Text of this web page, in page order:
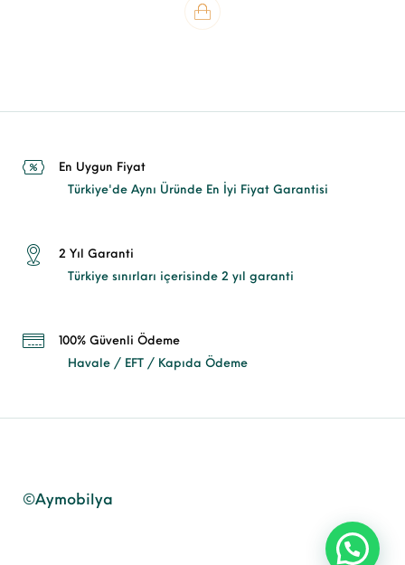
En Uygun Fiyat
Türkiye'de Aynı Üründe En İyi Fiyat Garantisi
2 Yıl Garanti
Türkiye sınırları içerisinde 2 yıl garanti
100% Güvenli Ödeme
Havale / EFT / Kapıda Ödeme
©Aymobilya